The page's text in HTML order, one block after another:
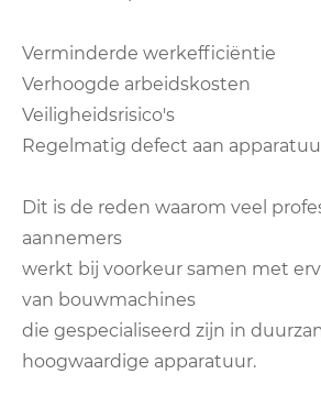
Verminderde werkefficiëntie
Verhoogde arbeidskosten
Veiligheidsrisico's
Regelmatig defect aan
Dit is de reden waarom veel
aannemers
werkt bij voorkeur samen met
van bouwmachines
die gespecialiseerd zijn in
hoogwaardige apparatuur.